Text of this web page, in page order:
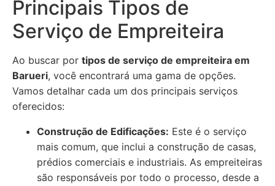
Principais Tipos de
Serviço de Empreiteira
Ao buscar por tipos de serviço de empreiteira em
Barueri, você encontrará uma gama de opções.
Vamos detalhar cada um dos principais serviços
oferecidos:
Construção de Edificações: Este é o serviço
mais comum, que inclui a construção de casas,
prédios comerciais e industriais. As empreiteiras
são responsáveis por todo o processo, desde a